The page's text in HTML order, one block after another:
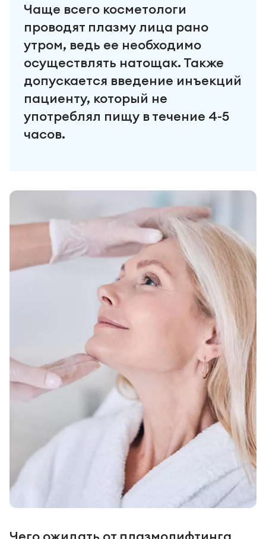
Чаще всего косметологи
проводят плазму лица рано
утром, ведь ее необходимо
осуществлять натощак. Также
допускается введение инъекций
пациенту, который не
употреблял пищу в течение 4-5
часов.